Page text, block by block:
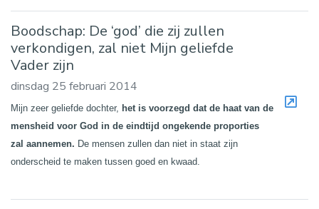
Boodschap: De ‘god’ die zij zullen
verkondigen, zal niet Mijn geliefde
Vader zijn
dinsdag 25 februari 2014
Mijn zeer geliefde dochter, het is voorzegd dat de haat van de
mensheid voor God in de eindtijd ongekende proporties
zal aannemen. De mensen zullen dan niet in staat zijn
onderscheid te maken tussen goed en kwaad.